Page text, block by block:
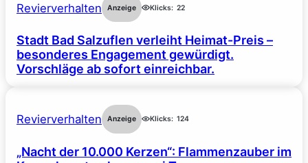
Revierverhalten Anzeige Klicks: 22
Stadt Bad Salzuflen verleiht Heimat-Preis –
besonderes Engagement gewürdigt.
Vorschläge ab sofort einreichbar.
Revierverhalten Anzeige Klicks: 124
„Nacht der 10.000 Kerzen“: Flammenzauber im